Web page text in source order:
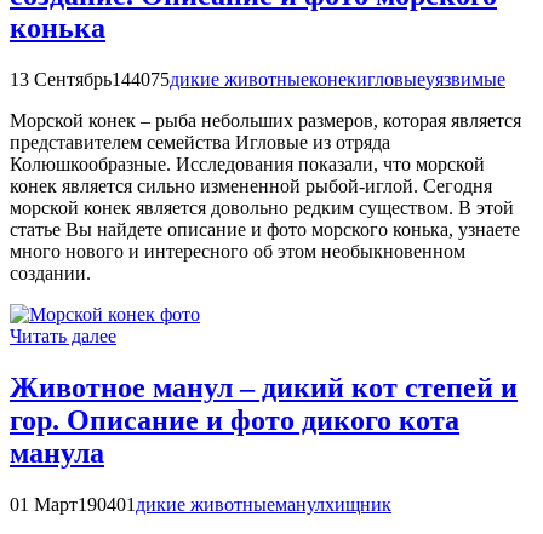
конька
13 Сентябрь144075дикие животныеконекигловыеуязвимые
Морской конек – рыба небольших размеров, которая является
представителем семейства Игловые из отряда
Колюшкообразные. Исследования показали, что морской
конек является сильно измененной рыбой-иглой. Сегодня
морской конек является довольно редким существом. В этой
статье Вы найдете описание и фото морского конька, узнаете
много нового и интересного об этом необыкновенном
создании.
Читать далее
Животное манул – дикий кот степей и
гор. Описание и фото дикого кота
манула
01 Март190401 дикие животныеманулхищник